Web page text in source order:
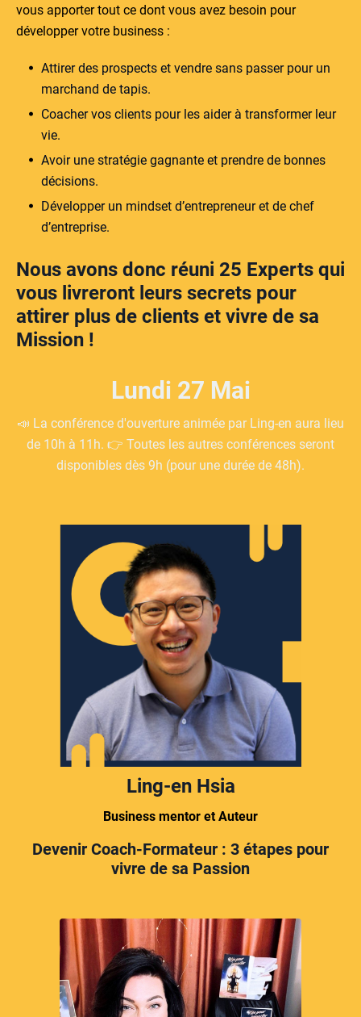
vous apporter tout ce dont vous avez besoin pour
développer votre business :
Attirer des prospects et vendre sans passer pour un
marchand de tapis.
Coacher vos clients pour les aider à transformer leur
vie.
Avoir une stratégie gagnante et prendre de bonnes
décisions.
Développer un mindset d’entrepreneur et de chef
d’entreprise.
Nous avons donc réuni 25 Experts qui
vous livreront leurs secrets pour
attirer plus de clients et vivre de sa
Mission !
Lundi 27 Mai
📣 La conférence d'ouverture animée par Ling-en aura lieu
de 10h à 11h. 👉 Toutes les autres conférences seront
disponibles dès 9h (pour une durée de 48h).
Ling-en Hsia
Business mentor et Auteur
Devenir Coach-Formateur : 3 étapes pour
vivre de sa Passion